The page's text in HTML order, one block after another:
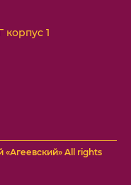
корпус 1
All rights